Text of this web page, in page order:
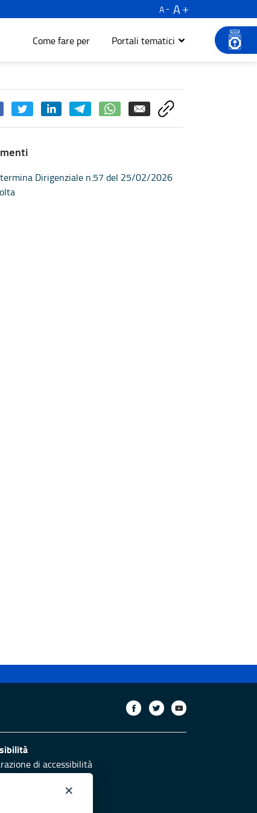
A
A
Come fare per Portali tematici
Dirigenziale n.57 del 25/02/2026
di accessibilità
di accessibilità
×